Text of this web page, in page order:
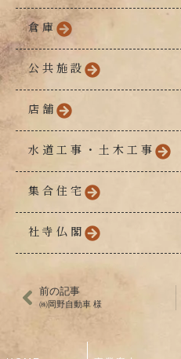
倉庫
公共施設
店舗
水道工事・土木工事
集合住宅
社寺仏閣
前の記事
㈱岡野自動車 様